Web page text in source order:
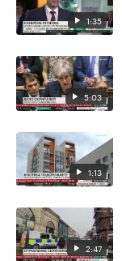
1:35
5:03
1:13
2:47